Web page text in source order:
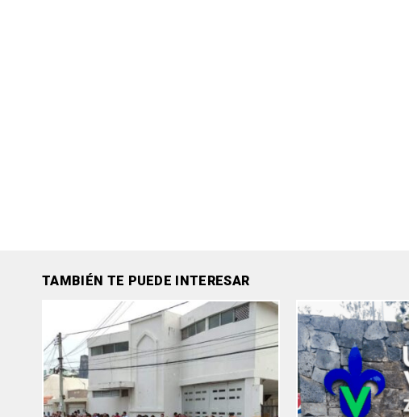
TAMBIÉN TE PUEDE INTERESAR